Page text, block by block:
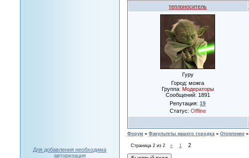
Для добавления необходима
авторизация
теплоноситель
Гуру
Город: можга
Группа: Модераторы
Сообщений: 1891
Репутация:19
Статус: Offline
Форум » Факультеты нашего городка » Отопление »
Страница 2из 2 « 1
2